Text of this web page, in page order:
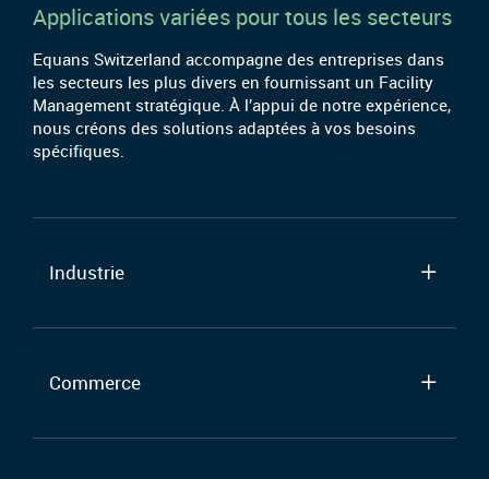
Applications variées pour tous les secteurs
Equans Switzerland accompagne des entreprises dans
les secteurs les plus divers en fournissant un Facility
Management stratégique. À l’appui de notre expérience,
nous créons des solutions adaptées à vos besoins
spécifiques.
Industrie
Commerce